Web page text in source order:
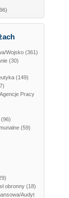
Wojsko (361)
(30)
(149)
Pracy
(96)
(59)
obronny (18)
Audyt